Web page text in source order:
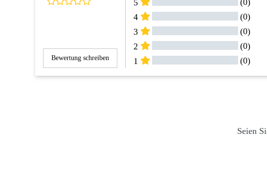
Bewertung schreiben
5
4
(0)
3
(0)
2
(0)
1
(0)
Alle Bewertungen
Seien